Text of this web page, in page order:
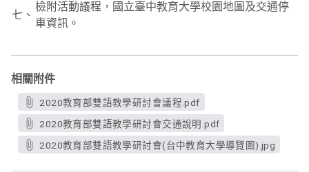
七、
檢附活動議程，國立臺中教育大學校園地圖及交通停
車資訊。
相關附件
2020教育部雙語教學研討會議程.pdf
2020教育部雙語教學研討會交通說明.pdf
2020教育部雙語教學研討會(台中教育大學導覽圖).jpg